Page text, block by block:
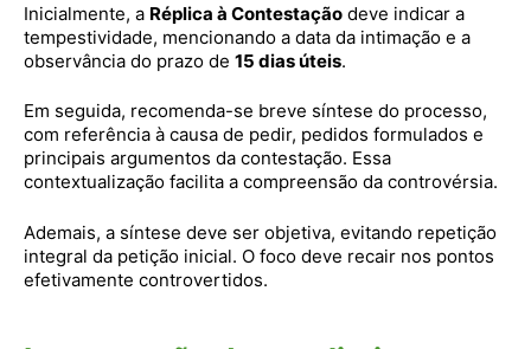
Inicialmente, a Réplica à Contestação deve indicar a
tempestividade, mencionando a data da intimação e a
observância do prazo de 15 dias úteis.
Em seguida, recomenda-se breve síntese do processo,
com referência à causa de pedir, pedidos formulados e
principais argumentos da contestação. Essa
contextualização facilita a compreensão da controvérsia.
Ademais, a síntese deve ser objetiva, evitando repetição
integral da petição inicial. O foco deve recair nos pontos
efetivamente controvertidos.